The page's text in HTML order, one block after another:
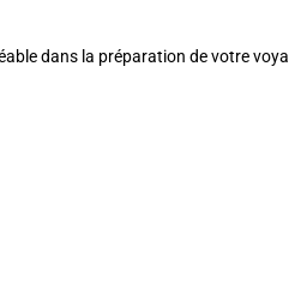
dans la préparation de votre